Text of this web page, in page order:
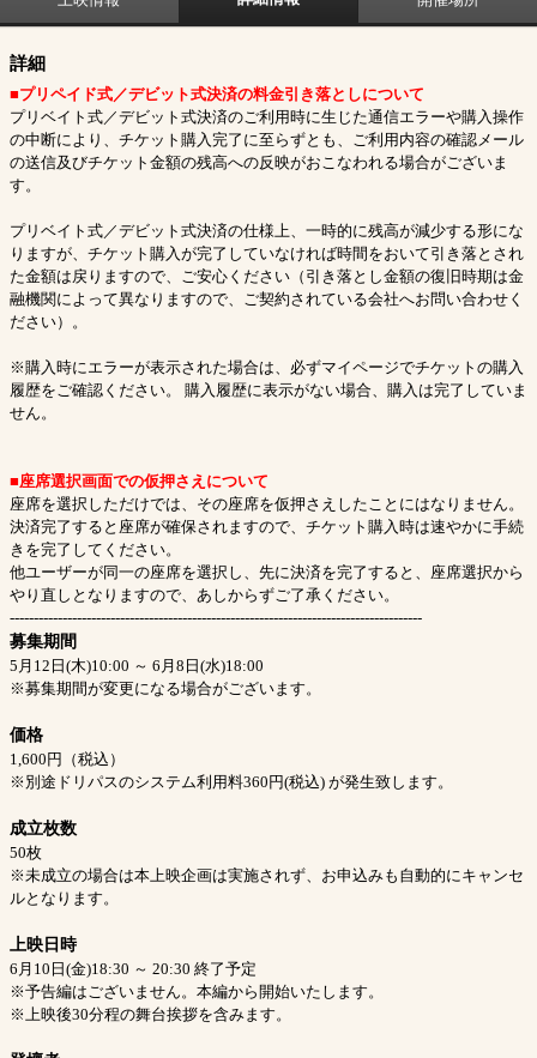
詳細
■プリペイド式／デビット式決済の料金引き落としについて
プリベイト式／デビット式決済のご利用時に生じた通信エラーや購入操作
の中断により、チケット購入完了に至らずとも、ご利用内容の確認メール
の送信及びチケット金額の残高への反映がおこなわれる場合がございま
す。
プリベイト式／デビット式決済の仕様上、一時的に残高が減少する形にな
りますが、チケット購入が完了していなければ時間をおいて引き落とされ
た金額は戻りますので、ご安心ください（引き落とし金額の復旧時期は金
融機関によって異なりますので、ご契約されている会社へお問い合わせく
ださい）。
※購入時にエラーが表示された場合は、必ずマイページでチケットの購入
履歴をご確認ください。 購入履歴に表示がない場合、購入は完了していま
せん。
■座席選択画面での仮押さえについて
座席を選択しただけでは、その座席を仮押さえしたことにはなりません。
決済完了すると座席が確保されますので、チケット購入時は速やかに手続
きを完了してください。
他ユーザーが同一の座席を選択し、先に決済を完了すると、座席選択から
やり直しとなりますので、あしからずご了承ください。
--------------------------------------------------------------------------------------
募集期間
5月12日(木)10:00 ～ 6月8日(水)18:00
※募集期間が変更になる場合がございます。
価格
1,600円（税込）
※別途ドリパスのシステム利用料360円(税込) が発生致します。
成立枚数
50枚
※未成立の場合は本上映企画は実施されず、お申込みも自動的にキャンセ
ルとなります。
上映日時
6月10日(金)18:30 ～ 20:30 終了予定
※予告編はございません。本編から開始いたします。
※上映後30分程の舞台挨拶を含みます。